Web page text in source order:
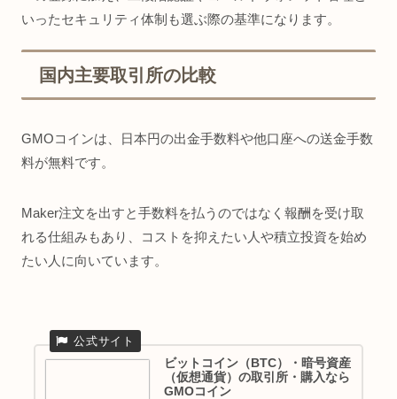
いったセキュリティ体制も選ぶ際の基準になります。
国内主要取引所の比較
GMOコインは、日本円の出金手数料や他口座への送金手数
料が無料です。
Maker注文を出すと手数料を払うのではなく報酬を受け取
れる仕組みもあり、コストを抑えたい人や積立投資を始め
たい人に向いています。
ビットコイン（BTC）・暗号資産
（仮想通貨）の取引所・購入なら
GMOコイン